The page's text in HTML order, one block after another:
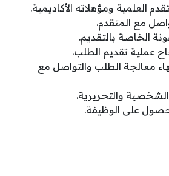
العلمية ومؤهلاته الأكاديمية.
مع المتقدم.
الخاصة بالتقديم.
عملية تقديم الطلب.
معالجة الطلب والتواصل مع
الشخصية والتحريرية.
على الوظيفة.